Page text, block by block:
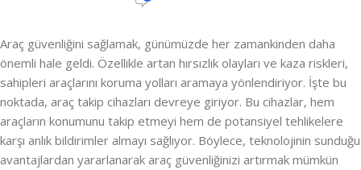
Araç güvenliğini sağlamak, günümüzde her zamankinden daha
önemli hale geldi. Özellikle artan hırsızlık olayları ve kaza riskleri,
sahipleri araçlarını koruma yolları aramaya yönlendiriyor. İşte bu
noktada, araç takip cihazları devreye giriyor. Bu cihazlar, hem
araçların konumunu takip etmeyi hem de potansiyel tehlikelere
karşı anlık bildirimler almayı sağlıyor. Böylece, teknolojinin sunduğu
avantajlardan yararlanarak araç güvenliğinizi artırmak mümkün